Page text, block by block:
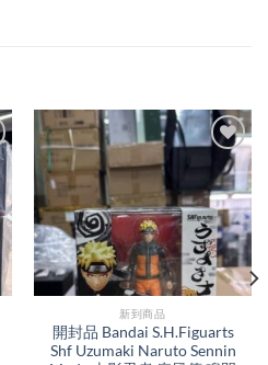
新到商品​
開封品 Bandai S.H.Figuarts
Shf Uzumaki Naruto Sennin